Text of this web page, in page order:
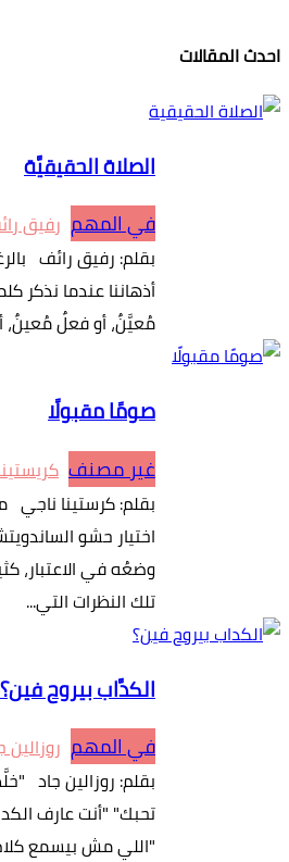
احدث المقالات
الصلاة الحقيقيَّة
في المهم رفيق
بقلم: رفيق رائف
أذهاننا عندما نذكر
مُعيَّنٌ، أو فعلٌ مُعينٌ،
صومًا مقبولًا
غير مصنف
بقلم: كرستينا
اختيار حشو
وضعُه في الاعتبار،
تلك النظرات التي...
الكدَّاب بيروح فين؟
في المهم روزالين
بقلم: روزالين جاد
تحبك" "أنت عارف
"اللي مش بيسمع